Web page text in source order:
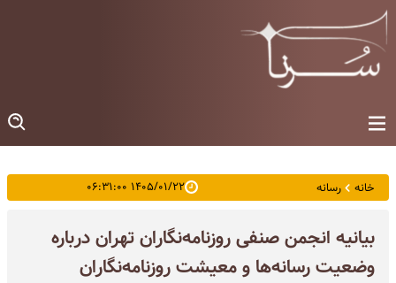
خانه رسانه ۱۴۰۵/۰۱/۲۲ ۰۶:۳۱:۰۰
بیانیه انجمن صنفی روزنامه‌نگاران تهران درباره
وضعیت رسانه‌ها و معیشت روزنامه‌نگاران